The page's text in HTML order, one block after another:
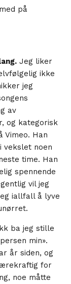
på
Jeg liker
ikke
jeg
av
og kategorisk
Vimeo. Han
vekslet noen
time. Han
spennende
vil jeg
iallfall å lyve
ba jeg stille
min».
år siden, og
for
noe måtte